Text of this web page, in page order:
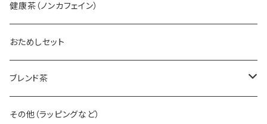
健康茶（ノンカフェイン）
おためしセット
ブレンド茶
フルーツ
その他（ラッピングなど）